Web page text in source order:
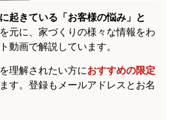
起きている「お客様の悩み」と
を元に、家づくりの様々な情報をわ
動画で解説しています。
理解されたい方におすすめの限定
す。登録もメールアドレスとお名